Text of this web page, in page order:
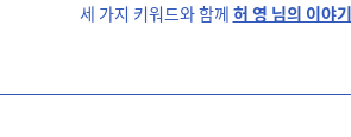
세 가지 키워드와 함께 허 영 님의 이야기